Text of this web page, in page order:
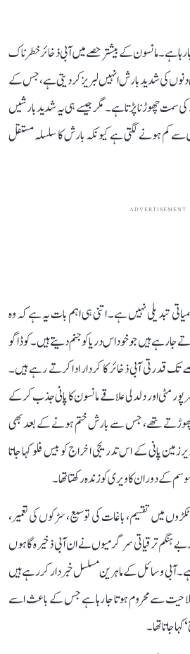
رہا ہے۔ مانسون کے بیشتر حصے میں آبی ذخائر خطرناک
کی شدید بارش انہیں لبریز کر دیتی ہے، جس کے
کی سمت چھوڑنا پڑتا ہے۔ مگر جیسے ہی یہ شدید بارشیں
سے کم ہونے لگتی ہے کیونکہ بارش کا سلسلہ مستقل
ADVERTISEMENT
تبدیلی نہیں ہے۔ اتنی ہی اہم بات یہ ہے کہ وہ
جا رہے ہیں جو خود اس دریا کو جنم دیتے ہیں۔ کوڈاگو
قدرتی آبی ذخائر کا کردار ادا کرتے رہے ہیں۔
مٹی اور دلدلی علاقے مانسون کا پانی جذب کر کے
چھوڑتے تھے، جس سے بارش ختم ہونے کے بعد بھی
پانی کے اس تدریجی اخراج کو بیس فلو کہا جاتا
کے دوران کاویری کو زندہ رکھتا تھا۔
میں تقسیم، باغات کی توسیع، سڑکوں کی تعمیر،
بے ہنگم ترقیاتی سرگرمیوں نے ان آبی ذخیرہ گاہوں
آبی وسائل کے ماہرین مسلسل خبردار کر رہے ہیں
سے محروم ہوتا جا رہا ہے جس کے باعث اسے
جاتا تھا۔